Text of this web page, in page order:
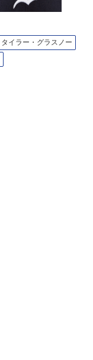
タイラー・グラスノー